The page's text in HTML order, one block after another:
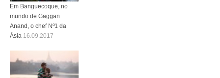
Em Banguecoque, no
mundo de Gaggan
Anand, o chef Nº1 da
Ásia 16.09.2017